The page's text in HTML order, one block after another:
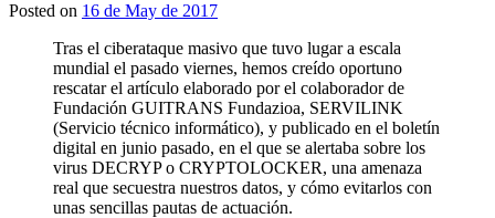
Posted on 16 de May de 2017
Tras el ciberataque masivo que tuvo lugar a escala
mundial el pasado viernes, hemos creído oportuno
rescatar el artículo elaborado por el colaborador de
Fundación GUITRANS Fundazioa, SERVILINK
(Servicio técnico informático), y publicado en el boletín
digital en junio pasado, en el que se alertaba sobre los
virus DECRYP o CRYPTOLOCKER, una amenaza
real que secuestra nuestros datos, y cómo evitarlos con
unas sencillas pautas de actuación.